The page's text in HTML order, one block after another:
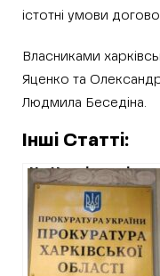
істотні умови
Власниками
Яценко та
Людмила Беседіна.
Інші Статті:
На Харківщині
директорка КП
підписувала
фіктивні акти
виконаних робіт
на десятки тисяч